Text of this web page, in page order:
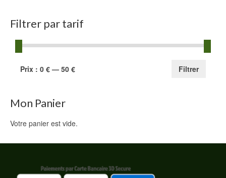
Filtrer par tarif
Prix
Prix
Filtrer
Prix : 0 € — 50 €
Mon Panier
Votre panier est vide.